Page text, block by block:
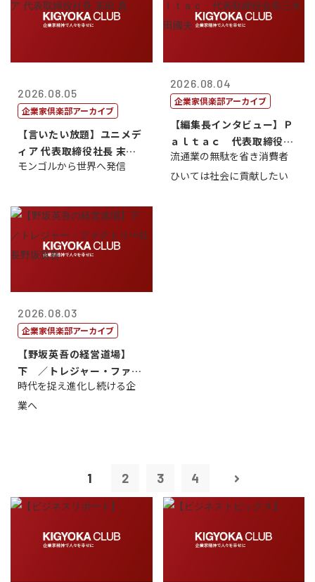
2026.08.05
企業家倶楽部アーカイブ
【言いたい放題】ユニメデ
ィア 代表取締役社長 末田
真
モンゴルから世界へ発信
2026.08.04
企業家倶楽部アーカイブ
【編集長インタビュー】Ｐ
ａｌｔａｃ 代表取締役会
長三木田國夫
流通業の無駄を省き消費者
ひいては社会に貢献したい
2026.08.03
企業家倶楽部アーカイブ
【野坂英吾の経営道場】
下 ／トレジャー・ファク
トリー社長野坂...
時代を捉え進化し続ける企
業へ
1 2 3 4